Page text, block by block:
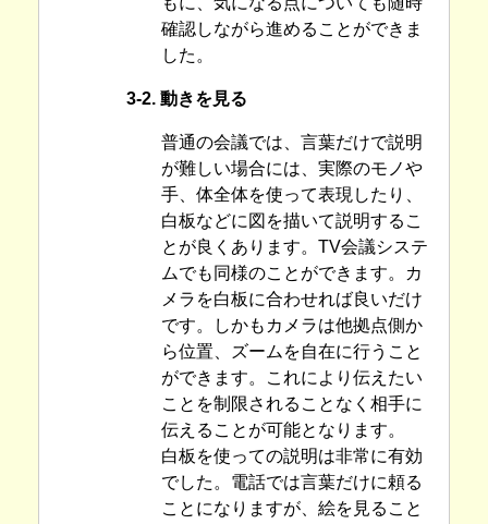
確認しながら進めることができま
した。
3-2. 動きを見る
普通の会議では、言葉だけで説明
が難しい場合には、実際のモノや
手、体全体を使って表現したり、
白板などに図を描いて説明するこ
とが良くあります。TV会議システ
ムでも同様のことができます。カ
メラを白板に合わせれば良いだけ
です。しかもカメラは他拠点側か
ら位置、ズームを自在に行うこと
ができます。これにより伝えたい
ことを制限されることなく相手に
伝えることが可能となります。
白板を使っての説明は非常に有効
でした。電話では言葉だけに頼る
ことになりますが、絵を見ること